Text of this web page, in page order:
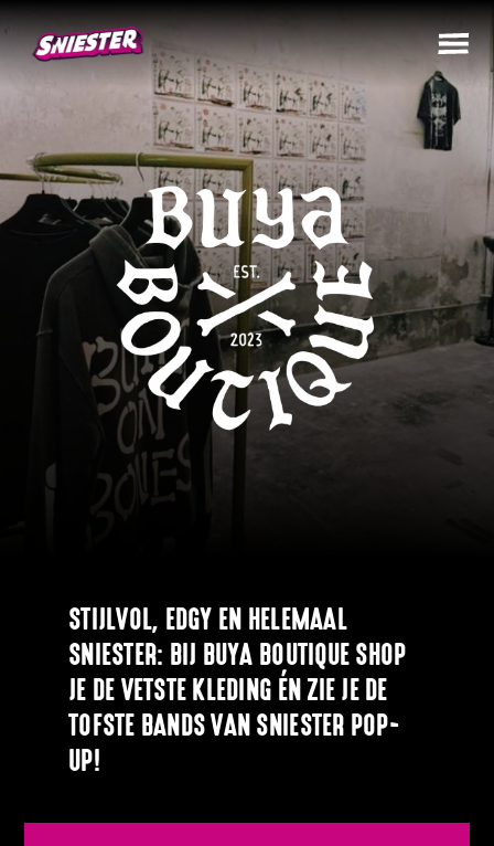
STIJLVOL, EDGY EN HELEMAAL
SNIESTER: BIJ BUYA BOUTIQUE SHOP
JE DE VETSTE KLEDING ÉN ZIE JE DE
TOFSTE BANDS VAN SNIESTER POP-
UP!